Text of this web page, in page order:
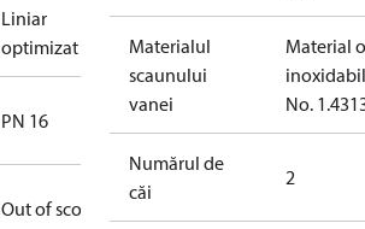
Liniar
optimizat
PN 16
Out of scope
Materialul
scaunului
vanei
Material
inoxidabil
No.
Numărul de
căi
2